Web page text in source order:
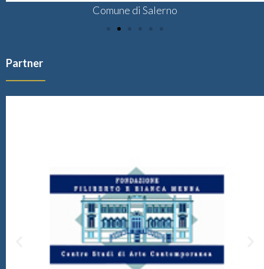
Comune di Salerno
Partner